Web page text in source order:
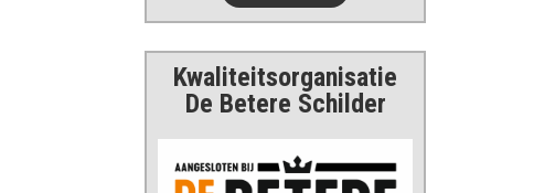
Kwaliteitsorganisatie
De Betere Schilder